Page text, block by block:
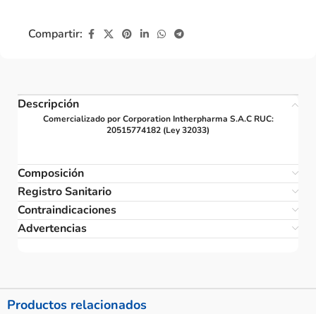
Compartir:
Descripción
Comercializado por Corporation Intherpharma S.A.C RUC:
20515774182 (Ley 32033)
Composición
Registro Sanitario
Contraindicaciones
Advertencias
Productos relacionados